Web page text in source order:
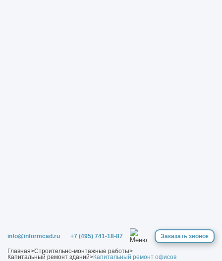
info@informcad.ru +7 (495) 741-18-87 Заказать звонок
Главная>Строительно-монтажные работы>
Капитальный ремонт зданий>Капитальный ремонт офисов